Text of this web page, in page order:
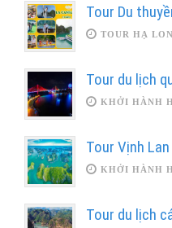
Tour Du
TOUR HẠ
Tour du lịch
KHỞI HÀNH
Tour Vịnh
KHỞI HÀNH
Tour du lịch